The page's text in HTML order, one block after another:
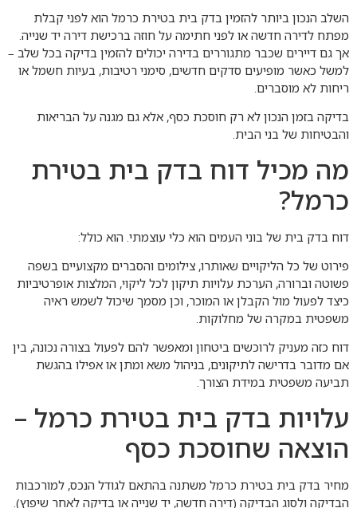
השלב הנכון ביותר להזמין בדק בית בטירת כרמל הוא לפני קבלת
מפתח לדירה חדשה או לפני חתימה על חוזה ברכישת דירה יד שנייה.
אך גם דיירים שכבר מתגוררים בדירה יכולים להזמין בדיקה בכל שלב –
למשל כאשר מופיעים סדקים חדשים, סימני רטיבות, בעיות חשמל או
ריחות לא מוסברים.
בדיקה בזמן הנכון לא רק חוסכת כסף, אלא גם מגנה על הבריאות
והבטיחות של בני הבית.
מה מכיל דוח בדק בית בטירת
כרמל?
דוח בדק בית של בוני העמים הוא כלי עוצמתי. הוא כולל:
פירוט של כל הליקויים שאותרו, צילומים והסברים מקצועיים בשפה
פשוטה וברורה, הערכת עלויות תיקון לכל ליקוי, המלצות אופרטיביות
כיצד לפעול מול הקבלן או המוכר, וכן מסמך שיכול לשמש ראיה
משפטית במקרה של מחלוקות.
דוח כזה מעניק לרוכשים ביטחון ומאפשר להם לפעול בצורה נכונה, בין
אם מדובר בדרישה לתיקונים, בניהול משא ומתן או אפילו בהגשת
תביעה משפטית במידת הצורך.
עלויות בדק בית בטירת כרמל –
הוצאה שחוסכת כסף
מחיר בדק בית בטירת כרמל משתנה בהתאם לגודל הנכס, למורכבות
הבדיקה ולסוג הבדיקה (דירה חדשה, יד שנייה או בדיקה לאחר שיפוץ).